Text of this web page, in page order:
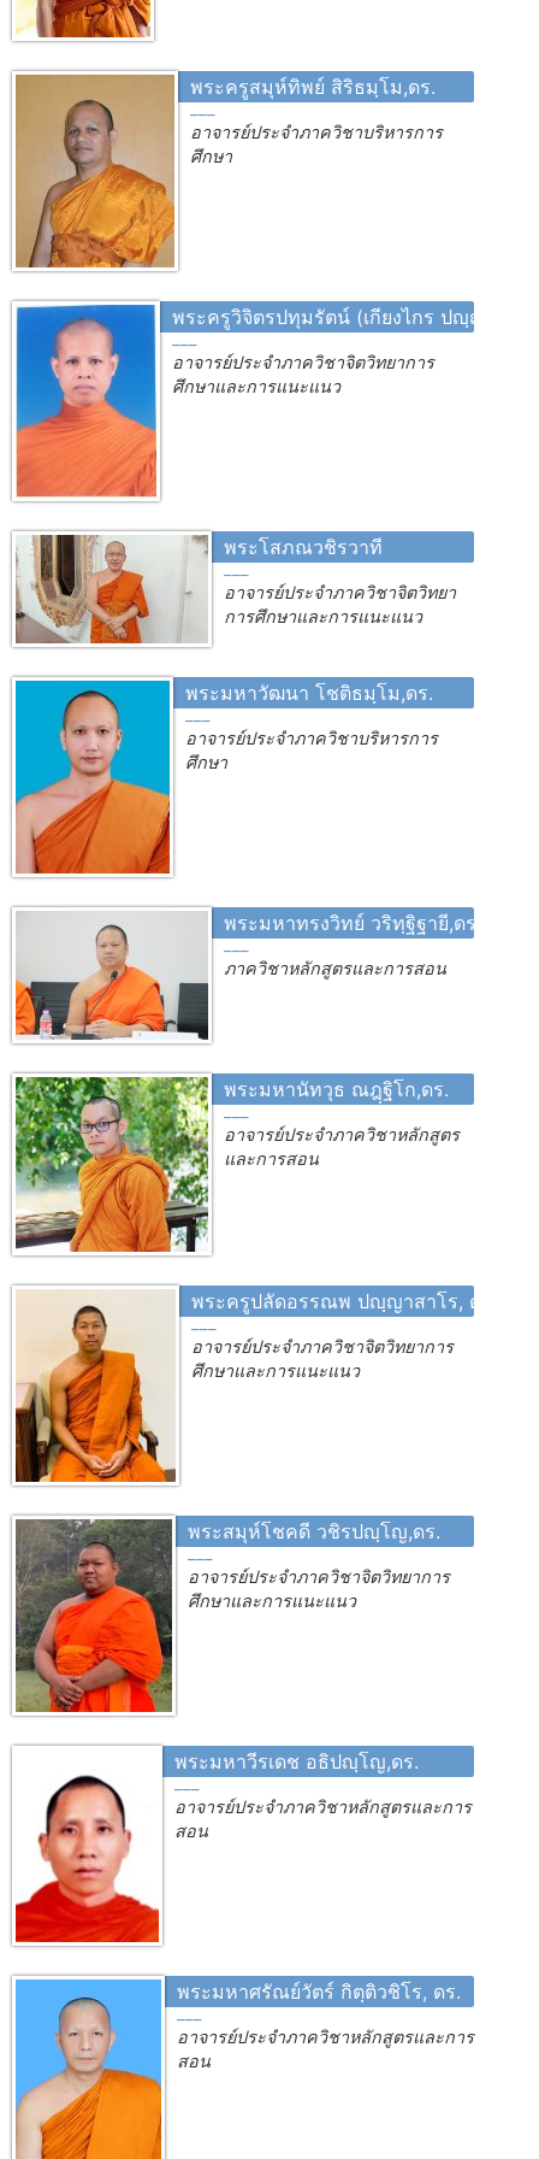
พระครูสมุห์ทิพย์ สิริธมฺโม,ดร.
อาจารย์ประจำภาควิชาบริหารการ
ศึกษา
พระครูวิจิตรปทุมรัตน์ (เกียงไกร ปญฺญาทีโป
อาจารย์ประจำภาควิชาจิตวิทยาการ
ศึกษาและการแนะแนว
พระโสภณวชิรวาที
อาจารย์ประจำภาควิชาจิตวิทยา
การศึกษาและการแนะแนว
พระมหาวัฒนา โชติธมฺโม,ดร.
อาจารย์ประจำภาควิชาบริหารการ
ศึกษา
พระมหาทรงวิทย์ วริทฺฐิฐายี,ดร.
ภาควิชาหลักสูตรและการสอน
พระมหานัทวุธ ณฎฺฐิโก,ดร.
อาจารย์ประจำภาควิชาหลักสูตร
และการสอน
พระครูปลัดอรรณพ ปญฺญาสาโร, ดร.
อาจารย์ประจำภาควิชาจิตวิทยาการ
ศึกษาและการแนะแนว
พระสมุห์โชคดี วชิรปญฺโญ,ดร.
อาจารย์ประจำภาควิชาจิตวิทยาการ
ศึกษาและการแนะแนว
พระมหาวีรเดช อธิปญฺโญ,ดร.
อาจารย์ประจำภาควิชาหลักสูตรและการ
สอน
พระมหาศรัณย์วัตร์ กิตฺติวชิโร, ดร.
อาจารย์ประจำภาควิชาหลักสูตรและการ
สอน